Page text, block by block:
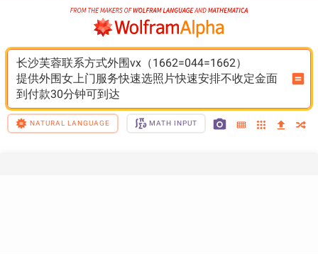
长沙芙蓉联系方式外围vx（1662=044=1662）
提供外围女上门服务快速选照片快速安排不收定金面
到付款30分钟可到达
NATURAL LANGUAGE MATH INPUT